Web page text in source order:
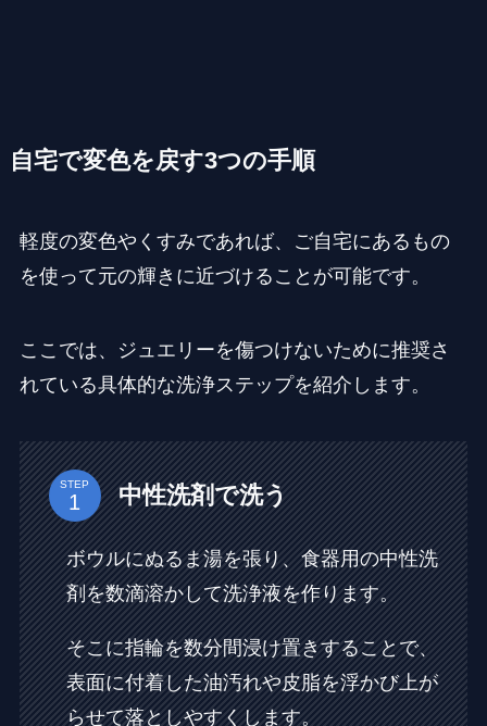
自宅で変色を戻す3つの手順
軽度の変色やくすみであれば、ご自宅にあるもの
を使って元の輝きに近づけることが可能です。
ここでは、ジュエリーを傷つけないために推奨さ
れている具体的な洗浄ステップを紹介します。
STEP 中性洗剤で洗う
ボウルにぬるま湯を張り、食器用の中性洗
剤を数滴溶かして洗浄液を作ります。
そこに指輪を数分間浸け置きすることで、
表面に付着した油汚れや皮脂を浮かび上が
らせて落としやすくします。